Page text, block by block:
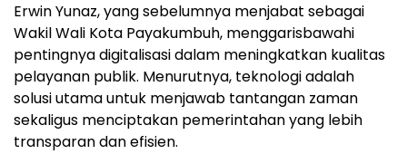
Erwin Yunaz, yang sebelumnya menjabat sebagai
Wakil Wali Kota Payakumbuh, menggarisbawahi
pentingnya digitalisasi dalam meningkatkan kualitas
pelayanan publik. Menurutnya, teknologi adalah
solusi utama untuk menjawab tantangan zaman
sekaligus menciptakan pemerintahan yang lebih
transparan dan efisien.